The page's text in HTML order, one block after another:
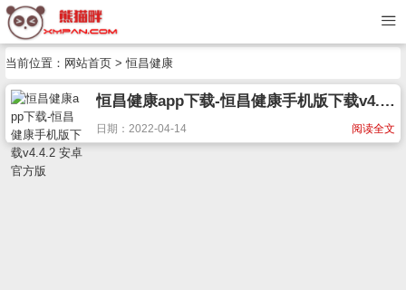
当前位置： 网站首页 > 恒昌健康
恒昌健康app下载-恒昌健康手机版下载v4.4.2 安卓官方版
阅读全文
日期：2022-04-14